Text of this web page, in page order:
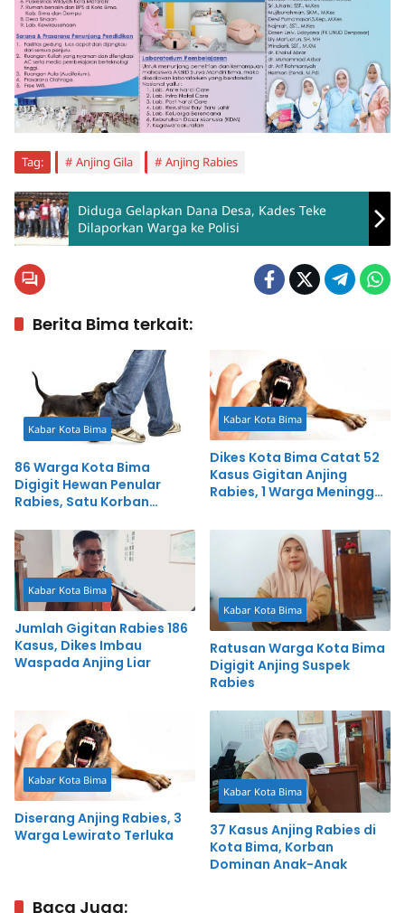
Tag: Anjing Gila Anjing Rabies
Diduga Gelapkan Dana Desa, Kades Teke
Dilaporkan Warga ke Polisi
Berita Bima terkait:
Kabar Kota Bima
86 Warga Kota Bima
Digigit Hewan Penular
Rabies, Satu Korban
Kabar Kota Bima
Dikes Kota Bima Catat 52
Kasus Gigitan Anjing
Rabies, 1 Warga Meninggal
Kabar Kota Bima
Jumlah Gigitan Rabies 186
Kasus, Dikes Imbau
Waspada Anjing Liar
Kabar Kota Bima
Ratusan Warga Kota Bima
Digigit Anjing Suspek
Rabies
Kabar Kota Bima
Diserang Anjing Rabies, 3
Warga Lewirato Terluka
Kabar Kota Bima
37 Kasus Anjing Rabies di
Kota Bima, Korban
Dominan Anak-Anak
Baca Juga: